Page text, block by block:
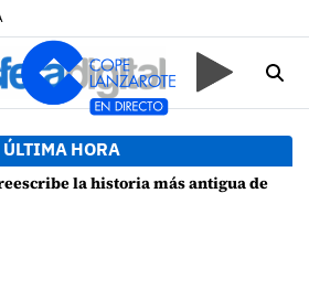
ÚLTIMA HORA
más antigua de Lanzarote con nuevos hallazgos arqueológicos